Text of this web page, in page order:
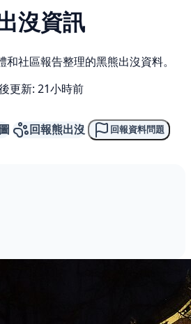
沒資訊
社區報告整理的黑熊出沒資料。
更新: 21小時前
回報熊出沒 回報資料問題